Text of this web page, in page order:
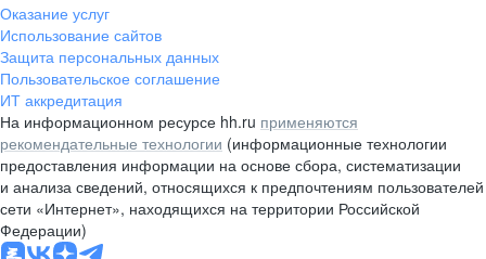
Оказание услуг
Использование сайтов
Защита персональных данных
Пользовательское соглашение
ИТ аккредитация
На информационном ресурсе hh.ru применяются
рекомендательные технологии (информационные технологии
предоставления информации на основе сбора, систематизации
и анализа сведений, относящихся к предпочтениям пользователей
сети «Интернет», находящихся на территории Российской
Федерации)